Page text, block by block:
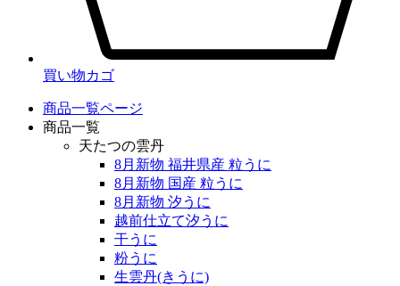
買い物カゴ
商品一覧ページ
商品一覧
天たつの雲丹
8月新物 福井県産 粒うに
8月新物 国産 粒うに
8月新物 汐うに
越前仕立て汐うに
干うに
粉うに
生雲丹(きうに)